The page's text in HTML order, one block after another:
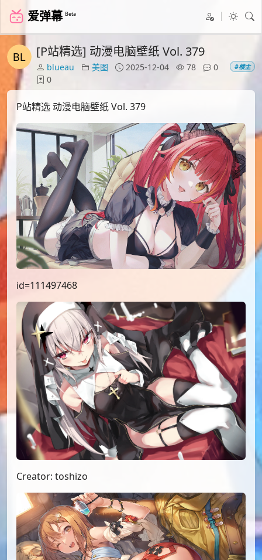
爱弹幕 Beta
[P站精选] 动漫电脑壁纸 Vol. 379
blueau 美图 2025-12-04 78
0
0
#楼主
P站精选 动漫电脑壁纸 Vol. 379
id=111497468
Creator: toshizo